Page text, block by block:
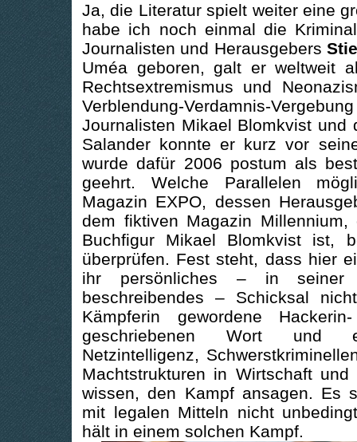
Ja, die Literatur spielt weiter eine
habe ich noch einmal die
Journalisten und Herausgebers
Uméa geboren, galt er weltweit
Rechtsextremismus und
Verblendung-Verdamnis-
Journalisten Mikael Blomkvist und
Salander konnte er kurz vor
wurde dafür 2006 postum als
geehrt. Welche Parallelen
Magazin EXPO, dessen
dem fiktiven Magazin Millennium,
Buchfigur Mikael Blomkvist ist,
überprüfen. Fest steht, dass hier
ihr persönliches – in seiner
beschreibendes – Schicksal
Kämpferin gewordene
geschriebenen Wort und
Netzintelligenz,
Machtstrukturen in Wirtschaft
wissen, den Kampf ansagen. Es
mit legalen Mitteln nicht
hält in einem solchen Kampf.